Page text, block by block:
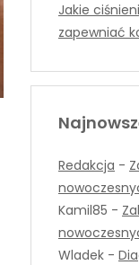
Jakie
zapewniać
Redakcja -
Kamil85 -
Wladek -